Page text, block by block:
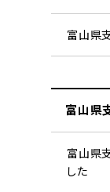
富山県
富山県
富山県
した